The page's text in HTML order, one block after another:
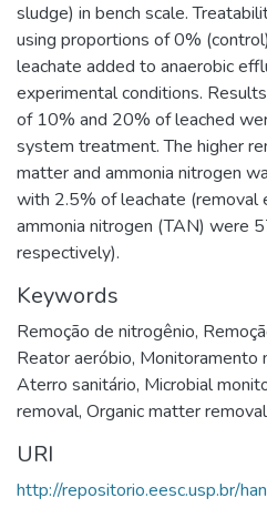
sludge) in bench scale.
using proportions of 0%
leachate added to anaerobic
experimental conditions.
of 10% and 20% of leached
system treatment. The higher
matter and ammonia nitrogen
with 2.5% of leachate (removal
ammonia nitrogen (TAN) were
respectively).
Keywords
Remoção de nitrogênio,
Reator aeróbio, Monitoramento
Aterro sanitário, Microbial
removal, Organic matter removal
URI
http://repositorio.eesc.usp.br/